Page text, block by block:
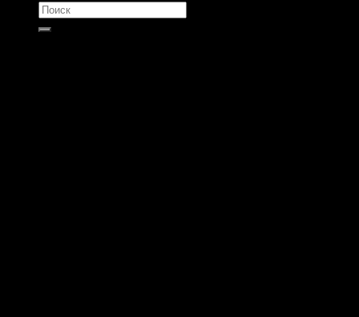
Искать: